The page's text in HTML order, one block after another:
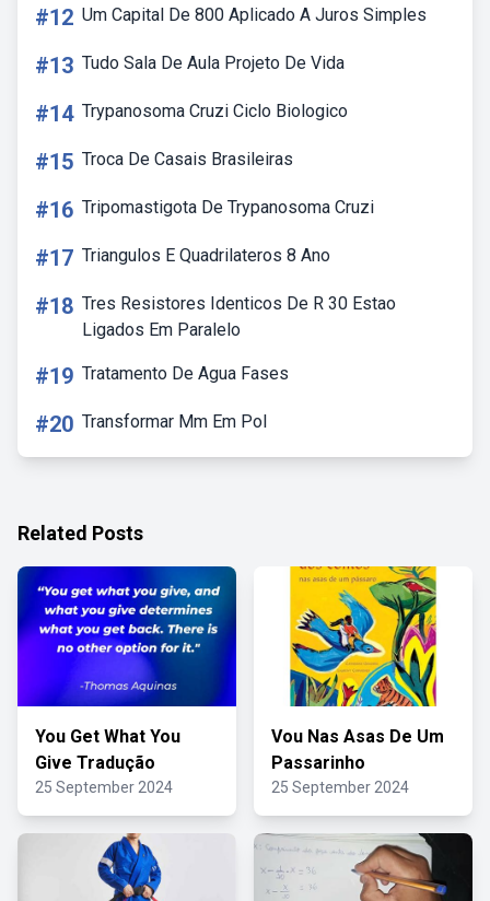
#12 Um Capital De 800 Aplicado A Juros Simples
#13 Tudo Sala De Aula Projeto De Vida
#14 Trypanosoma Cruzi Ciclo Biologico
#15 Troca De Casais Brasileiras
#16 Tripomastigota De Trypanosoma Cruzi
#17 Triangulos E Quadrilateros 8 Ano
#18 Tres Resistores Identicos De R 30 Estao
Ligados Em Paralelo
#19 Tratamento De Agua Fases
#20 Transformar Mm Em Pol
Related Posts
You Get What You
Give Tradução
25 September 2024
Vou Nas Asas De Um
Passarinho
25 September 2024